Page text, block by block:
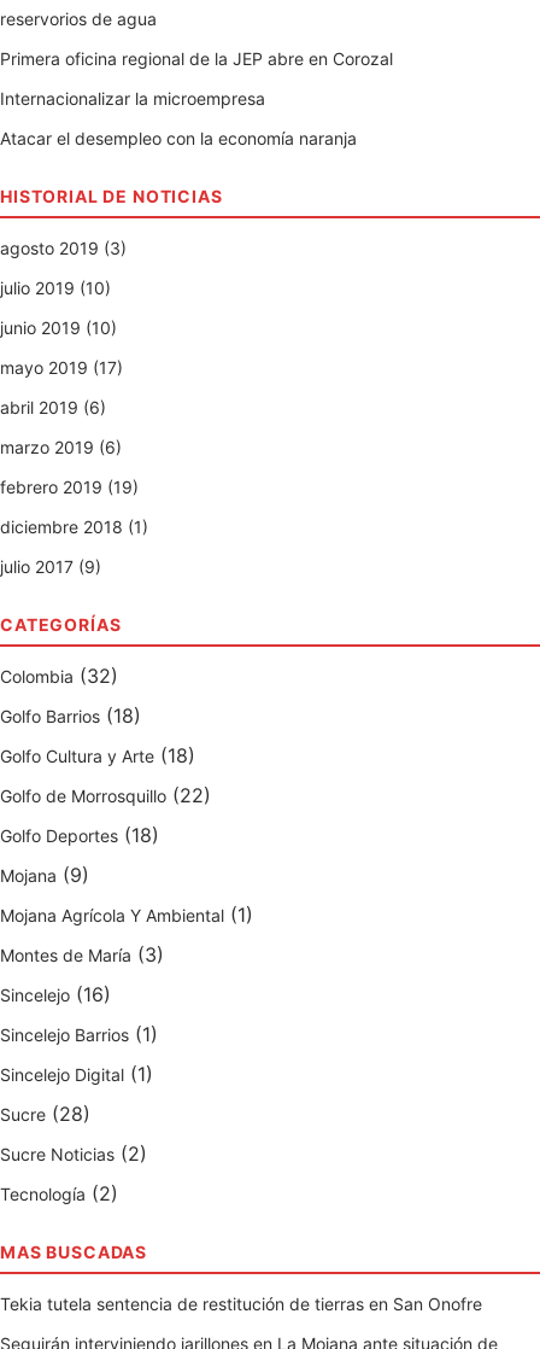
reservorios de agua
Primera oficina regional de la JEP abre en Corozal
Internacionalizar la microempresa
Atacar el desempleo con la economía naranja
HISTORIAL DE NOTICIAS
agosto 2019 (3)
julio 2019 (10)
junio 2019 (10)
mayo 2019 (17)
abril 2019 (6)
marzo 2019 (6)
febrero 2019 (19)
diciembre 2018 (1)
julio 2017 (9)
CATEGORÍAS
Colombia (32)
Golfo Barrios (18)
Golfo Cultura y Arte (18)
Golfo de Morrosquillo (22)
Golfo Deportes (18)
Mojana (9)
Mojana Agrícola Y Ambiental (1)
Montes de María (3)
Sincelejo (16)
Sincelejo Barrios (1)
Sincelejo Digital (1)
Sucre (28)
Sucre Noticias (2)
Tecnología (2)
MAS BUSCADAS
Tekia tutela sentencia de restitución de tierras en San Onofre
Seguirán interviniendo jarillones en La Mojana ante situación de